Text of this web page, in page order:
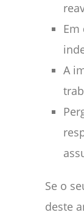
Em
A
Se o
deste